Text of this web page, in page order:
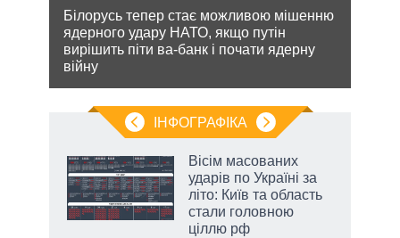
Білорусь тепер стає можливою мішенню
ядерного удару НАТО, якщо путін
вирішить піти ва-банк і почати ядерну
війну
ІНФОГРАФІКА
Вісім масованих
ударів по Україні за
літо: Київ та область
стали головною
ціллю рф